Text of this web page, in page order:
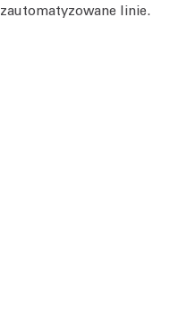
zautomatyzowane linie.